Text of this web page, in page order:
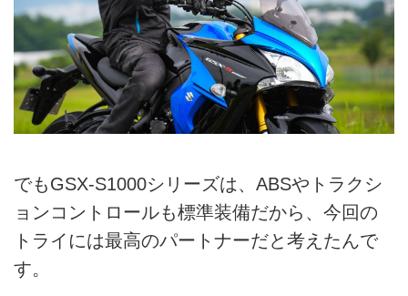
でもGSX-S1000シリーズは、ABSやトラクシ
ョンコントロールも標準装備だから、今回の
トライには最高のパートナーだと考えたんで
す。